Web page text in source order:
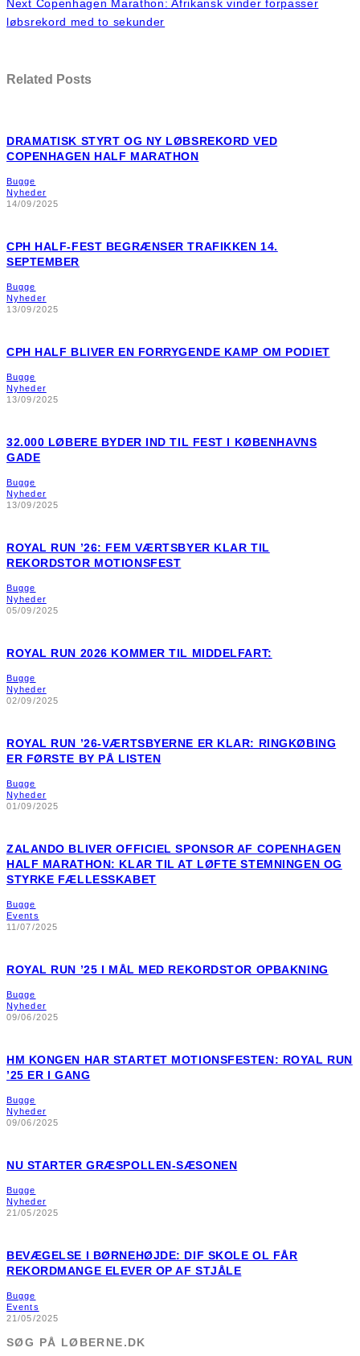
Next Copenhagen Marathon: Afrikansk vinder forpasser
løbsrekord med to sekunder
Related Posts
DRAMATISK STYRT OG NY LØBSREKORD VED
COPENHAGEN HALF MARATHON
Bugge
Nyheder
14/09/2025
CPH HALF-FEST BEGRÆNSER TRAFIKKEN 14.
SEPTEMBER
Bugge
Nyheder
13/09/2025
CPH HALF BLIVER EN FORRYGENDE KAMP OM PODIET
Bugge
Nyheder
13/09/2025
32.000 LØBERE BYDER IND TIL FEST I KØBENHAVNS
GADE
Bugge
Nyheder
13/09/2025
ROYAL RUN ’26: FEM VÆRTSBYER KLAR TIL
REKORDSTOR MOTIONSFEST
Bugge
Nyheder
05/09/2025
ROYAL RUN 2026 KOMMER TIL MIDDELFART:
Bugge
Nyheder
02/09/2025
ROYAL RUN ’26-VÆRTSBYERNE ER KLAR: RINGKØBING
ER FØRSTE BY PÅ LISTEN
Bugge
Nyheder
01/09/2025
ZALANDO BLIVER OFFICIEL SPONSOR AF COPENHAGEN
HALF MARATHON: KLAR TIL AT LØFTE STEMNINGEN OG
STYRKE FÆLLESSKABET
Bugge
Events
11/07/2025
ROYAL RUN ’25 I MÅL MED REKORDSTOR OPBAKNING
Bugge
Nyheder
09/06/2025
HM KONGEN HAR STARTET MOTIONSFESTEN: ROYAL RUN
’25 ER I GANG
Bugge
Nyheder
09/06/2025
NU STARTER GRÆSPOLLEN-SÆSONEN
Bugge
Nyheder
21/05/2025
BEVÆGELSE I BØRNEHØJDE: DIF SKOLE OL FÅR
REKORDMANGE ELEVER OP AF STJÅLE
Bugge
Events
21/05/2025
SØG PÅ LØBERNE.DK